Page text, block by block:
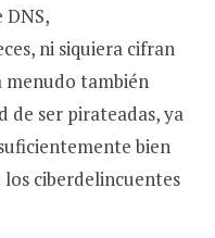
ni siquiera cifran
menudo también
de ser pirateadas, ya
bien
los ciberdelincuentes